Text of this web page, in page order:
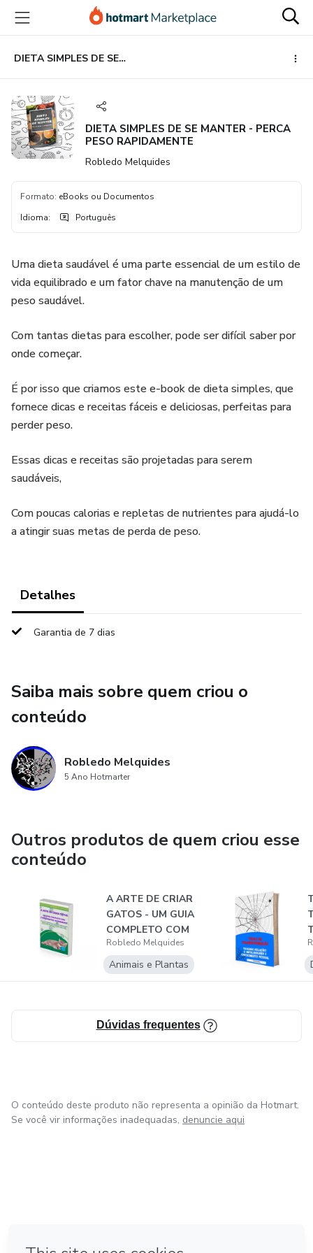
para
conteúdo
principal
para
pagamento
para
rodapé
DIETA SIMPLES DE SE MANTER - PERCA PESO RAPIDAMENTE
DIETA SIMPLES DE SE MANTER - PERCA
PESO RAPIDAMENTE
Robledo Melquides
Formato: eBooks ou Documentos
Idioma: Português
Uma dieta saudável é uma parte essencial de um estilo de
vida equilibrado e um fator chave na manutenção de um
peso saudável.
Com tantas dietas para escolher, pode ser difícil saber por
onde começar.
É por isso que criamos este e-book de dieta simples, que
fornece dicas e receitas fáceis e deliciosas, perfeitas para
perder peso.
Essas dicas e receitas são projetadas para serem
saudáveis,
Com poucas calorias e repletas de nutrientes para ajudá-lo
a atingir suas metas de perda de peso.
Detalhes
Garantia de 7 dias
Saiba mais sobre quem criou o
conteúdo
Robledo Melquides
5 Ano Hotmarter
Outros produtos de quem criou esse
conteúdo
A ARTE DE CRIAR
GATOS - UM GUIA
COMPLETO COM
FUNDAMENTOS
VET...
Robledo Melquides
Animais e Plantas
Dúvidas frequentes
O conteúdo deste produto não representa a opinião da Hotmart.
Se você vir informações inadequadas, denuncie aqui